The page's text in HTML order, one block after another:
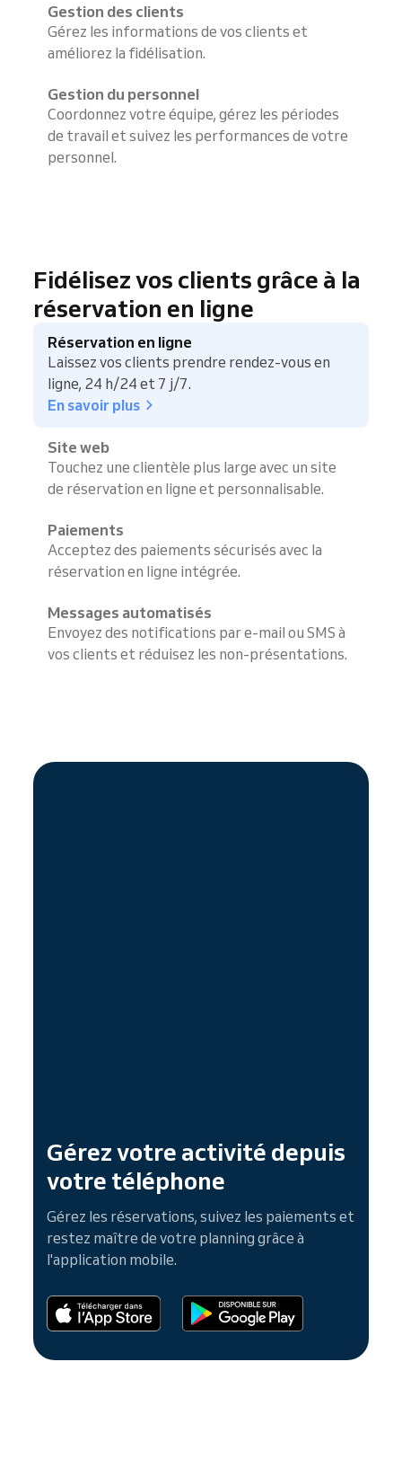
Gestion des clients
Gérez les informations de vos clients et
améliorez la fidélisation.
Gestion du personnel
Coordonnez votre équipe, gérez les périodes
de travail et suivez les performances de votre
personnel.
Fidélisez vos clients grâce à la
réservation en ligne
Réservation en ligne
Laissez vos clients prendre rendez-vous en
ligne, 24 h/24 et 7 j/7.
En savoir plus
Site web
Touchez une clientèle plus large avec un site
de réservation en ligne et personnalisable.
Paiements
Acceptez des paiements sécurisés avec la
réservation en ligne intégrée.
Messages automatisés
Envoyez des notifications par e-mail ou SMS à
vos clients et réduisez les non-présentations.
Gérez votre activité depuis
votre téléphone
Gérez les réservations, suivez les paiements et
restez maître de votre planning grâce à
l'application mobile.